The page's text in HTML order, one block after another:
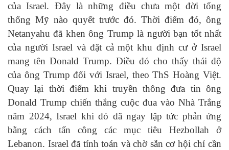
của Israel. Đây là những điều chưa một đời tổng
thống Mỹ nào quyết trước đó. Thời điểm đó, ông
Netanyahu đã khen ông Trump là người bạn tốt nhất
của người Israel và đặt cả một khu định cư ở Israel
mang tên Donald Trump. Điều đó cho thấy thái độ
của ông Trump đối với Israel, theo ThS Hoàng Việt.
Quay lại thời điểm khi truyền thông đưa tin ông
Donald Trump chiến thắng cuộc đua vào Nhà Trắng
năm 2024, Israel khi đó đã ngay lập tức phản ứng
bằng cách tấn công các mục tiêu Hezbollah ở
Lebanon. Israel đã tính toán và chờ sẵn cơ hội chỉ cần